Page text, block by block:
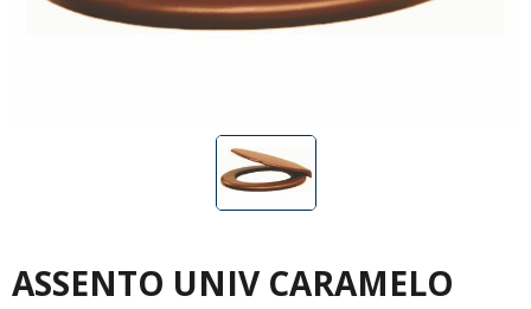
ASSENTO UNIV CARAMELO